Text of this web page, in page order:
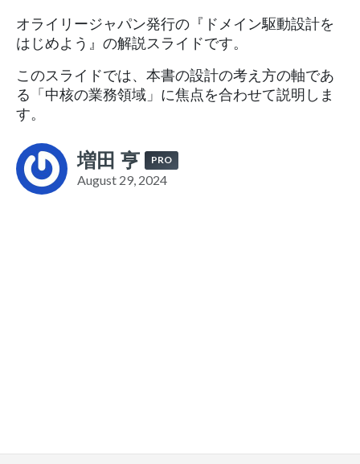
オライリージャパン発行の『ドメイン駆動設計を
はじめよう』の解説スライドです。
このスライドでは、本書の設計の考え方の軸であ
る「中核の業務領域」に焦点を合わせて説明しま
す。
増田 亨 PRO
August 29, 2024